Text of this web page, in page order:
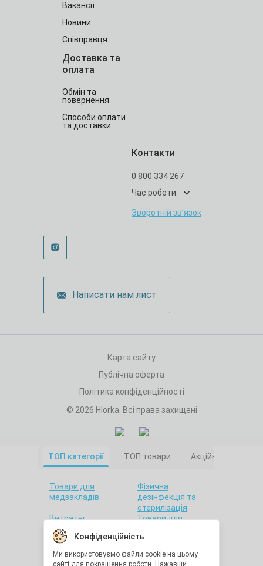
Написати нам лист
Вакансії
Новини
Співправця
Доставка та
оплата
Обмін та
повернення
Способи оплати
та доставки
Контакти
0 800 334 267
Час роботи:
Зворотній зв’язок
Карта сайту
Публічна оферта
Політика конфіденційності
© 2026 Hlorka. Всі права захищені
Конфіденційність
Ми використовуємо файли cookie на цьому
сайті для покращення роботи. Нажавши
ТОП категорії ТОП товари Акційні товари
Товари для
медзакладів
Фізична
дезінфекція та
стерилізація
Витратні
матеріали
Товари для
Товари для дому
Санітарна гігієна
Товари для
стоматології
Товари для
лабораторій